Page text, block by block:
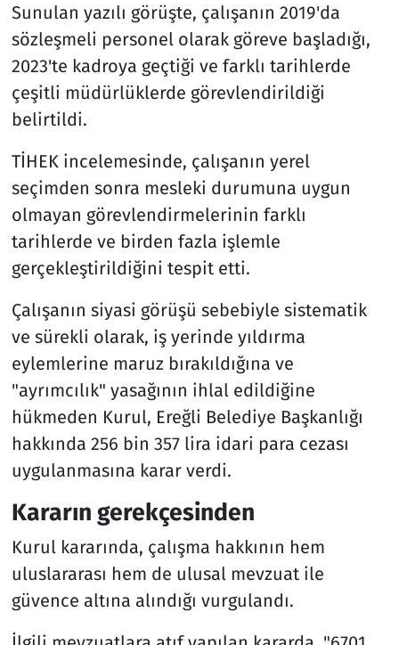
Sunulan yazılı görüşte, çalışanın 2019'da
sözleşmeli personel olarak göreve başladığı,
2023'te kadroya geçtiği ve farklı tarihlerde
çeşitli müdürlüklerde görevlendirildiği
belirtildi.
TİHEK incelemesinde, çalışanın yerel
seçimden sonra mesleki durumuna uygun
olmayan görevlendirmelerinin farklı
tarihlerde ve birden fazla işlemle
gerçekleştirildiğini tespit etti.
Çalışanın siyasi görüşü sebebiyle sistematik
ve sürekli olarak, iş yerinde yıldırma
eylemlerine maruz bırakıldığına ve
"ayrımcılık" yasağının ihlal edildiğine
hükmeden Kurul, Ereğli Belediye Başkanlığı
hakkında 256 bin 357 lira idari para cezası
uygulanmasına karar verdi.
Kararın gerekçesinden
Kurul kararında, çalışma hakkının hem
uluslararası hem de ulusal mevzuat ile
güvence altına alındığı vurgulandı.